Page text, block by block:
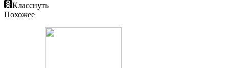
Класснуть
Похожее